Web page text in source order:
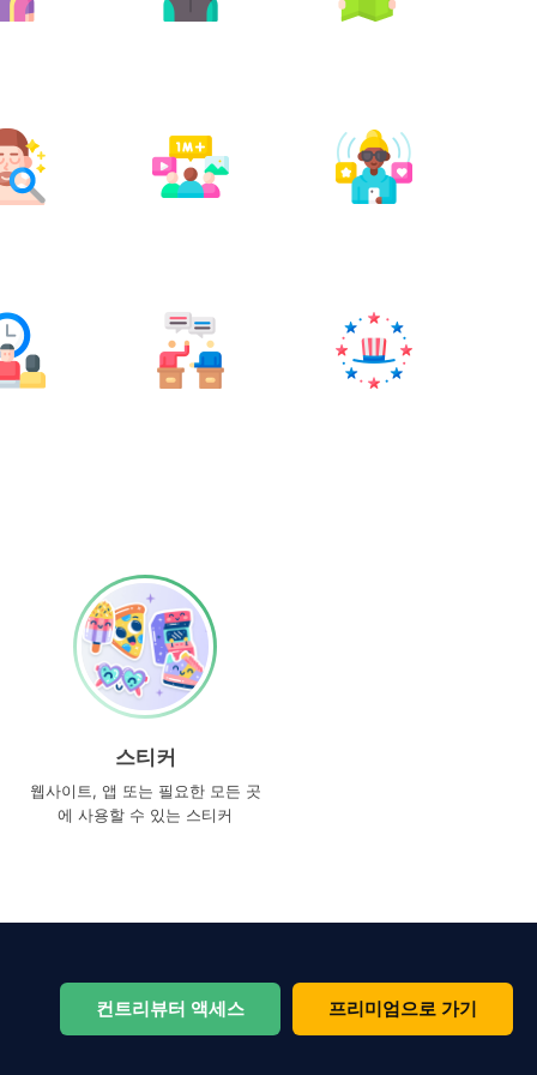
스티커
웹사이트, 앱 또는 필요한 모든 곳
에 사용할 수 있는 스티커
컨트리뷰터 액세스 프리미엄으로 가기